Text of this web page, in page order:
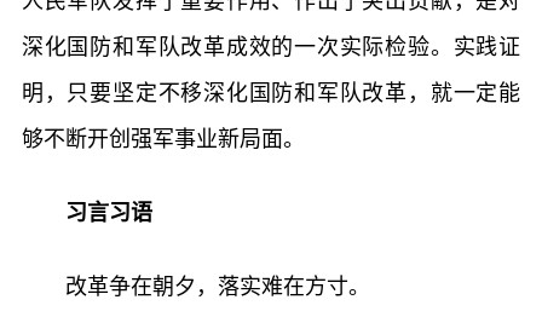
深化国防和军队改革成效的一次实际检验。实践证
明，只要坚定不移深化国防和军队改革，就一定能
够不断开创强军事业新局面。
习言习语
改革争在朝夕，落实难在方寸。